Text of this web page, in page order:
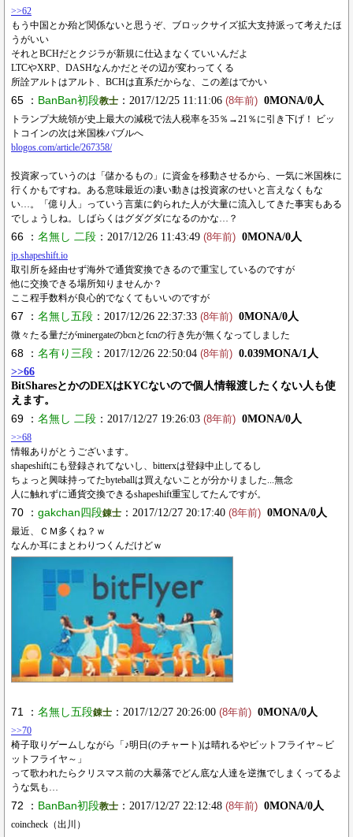
>>62
もう中国とか殆ど関係ないと思うぞ、ブロックサイズ拡大支持派って考えたほ
うがいい
それとBCHだとクジラが新規に仕込まなくていいんだよ
LTCやXRP、DASHなんかだとその辺が変わってくる
所詮アルトはアルト、BCHは直系だからな、この差はでかい
65 ： BanBan初段教士 ：2017/12/25 11:11:06 (8年前) 0MONA/0人
トランプ大統領が史上最大の減税で法人税率を35％→21％に引き下げ！ ビッ
トコインの次は米国株バブルへ
blogos.com/article/267358/
投資家っていうのは「儲かるもの」に資金を移動させるから、一気に米国株に
行くかもですね。ある意味最近の凄い動きは投資家のせいと言えなくもな
い…。「億り人」っていう言葉に釣られた人が大量に流入してきた事実もある
でしょうしね。しばらくはグダグダになるのかな…？
66 ： 名無し 二段 ：2017/12/26 11:43:49 (8年前) 0MONA/0人
jp.shapeshift.io
取引所を経由せず海外で通貨変換できるので重宝しているのですが
他に交換できる場所知りませんか？
ここ程手数料が良心的でなくてもいいのですが
67 ： 名無し五段 ：2017/12/26 22:37:33 (8年前) 0MONA/0人
微々たる量だがminergateのbcnとfcnの行き先が無くなってしました
68 ： 名有り三段 ：2017/12/26 22:50:04 (8年前) 0.039MONA/1人
>>66
BitSharesとかのDEXはKYCないので個人情報渡したくない人も使
えます。
69 ： 名無し 二段 ：2017/12/27 19:26:03 (8年前) 0MONA/0人
>>68
情報ありがとうございます。
shapeshiftにも登録されてないし、bitterxは登録中止してるし
ちょっと興味持ってたbyteballは買えないことが分かりました...無念
人に触れずに通貨交換できるshapeshift重宝してたんですが。
70 ： gakchan四段錬士 ：2017/12/27 20:17:40 (8年前) 0MONA/0人
最近、ＣＭ多くね？ｗ
なんか耳にまとわりつくんだけどｗ
71 ： 名無し五段錬士 ：2017/12/27 20:26:00 (8年前) 0MONA/0人
>>70
椅子取りゲームしながら「♪明日(のチャート)は晴れるやビットフライヤ～ビ
ットフライヤ～」
って歌われたらクリスマス前の大暴落でどん底な人達を逆撫でしまくってるよ
うな気も…
72 ： BanBan初段教士 ：2017/12/27 22:12:48 (8年前) 0MONA/0人
coincheck（出川）